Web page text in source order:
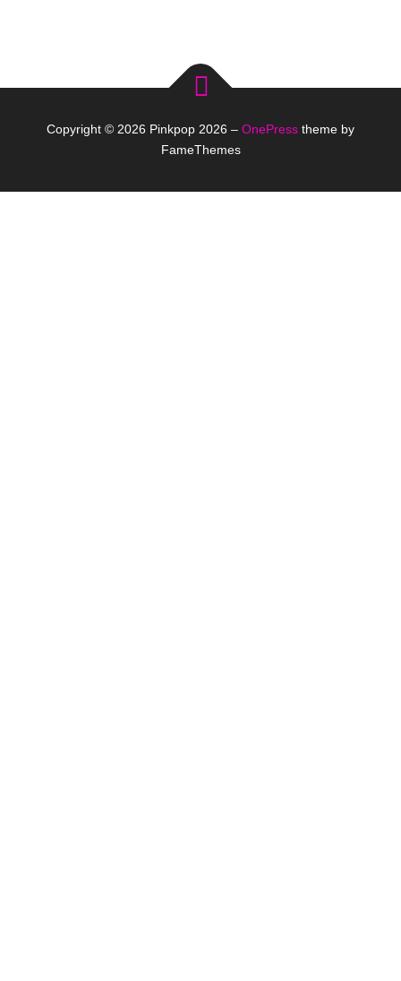
Copyright © 2026 Pinkpop 2026 – OnePress theme by
FameThemes